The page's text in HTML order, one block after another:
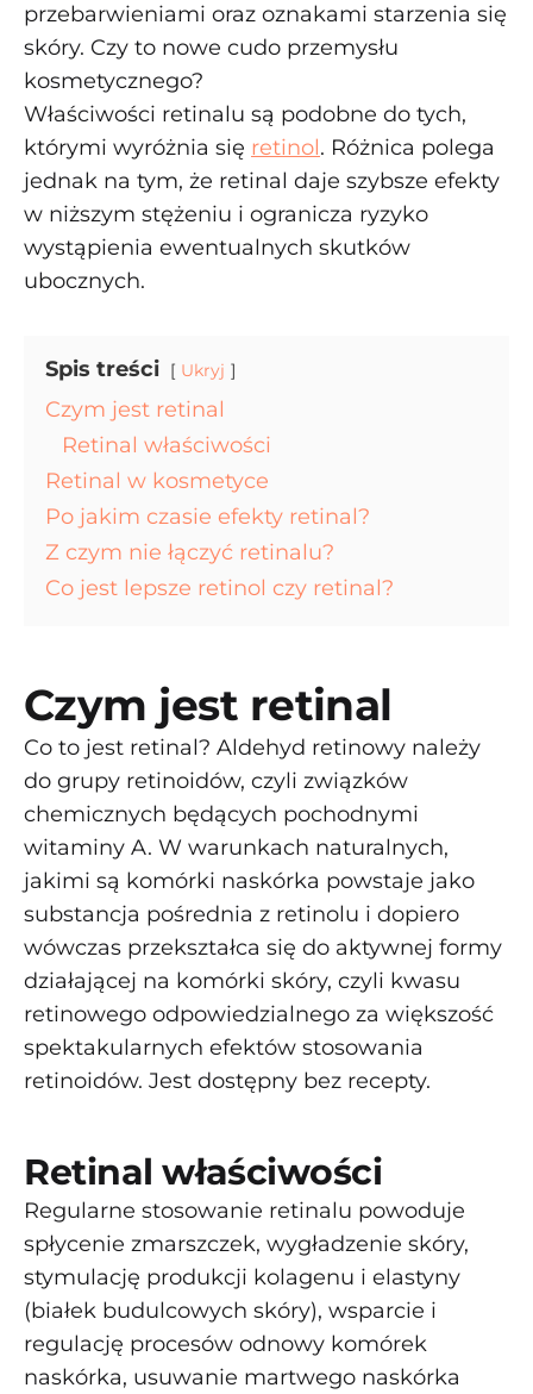
przebarwieniami oraz oznakami starzenia się
skóry. Czy to nowe cudo przemysłu
kosmetycznego?
Właściwości retinalu są podobne do tych,
którymi wyróżnia się retinol. Różnica polega
jednak na tym, że retinal daje szybsze efekty
w niższym stężeniu i ogranicza ryzyko
wystąpienia ewentualnych skutków
ubocznych.
Spis treści Ukryj
Czym jest retinal
Retinal właściwości
Retinal w kosmetyce
Po jakim czasie efekty retinal?
Z czym nie łączyć retinalu?
Co jest lepsze retinol czy retinal?
Czym jest retinal
Co to jest retinal? Aldehyd retinowy należy
do grupy retinoidów, czyli związków
chemicznych będących pochodnymi
witaminy A. W warunkach naturalnych,
jakimi są komórki naskórka powstaje jako
substancja pośrednia z retinolu i dopiero
wówczas przekształca się do aktywnej formy
działającej na komórki skóry, czyli kwasu
retinowego odpowiedzialnego za większość
spektakularnych efektów stosowania
retinoidów. Jest dostępny bez recepty.
Retinal właściwości
Regularne stosowanie retinalu powoduje
spłycenie zmarszczek, wygładzenie skóry,
stymulację produkcji kolagenu i elastyny
(białek budulcowych skóry), wsparcie i
regulację procesów odnowy komórek
naskórka, usuwanie martwego naskórka